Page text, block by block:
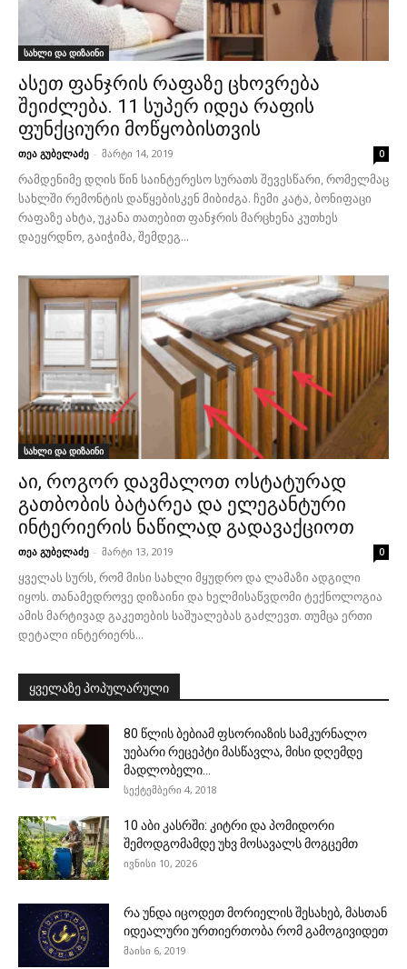
სახლი და დიზაინი
ასეთ ფანჯრის რაფაზე ცხოვრება
შეიძლება. 11 სუპერ იდეა რაფის
ფუნქციური მოწყობისთვის
თეა გუბელაძე - მარტი 14, 2019 0
რამდენიმე დღის წინ საინტერესო სურათს შევესწარი, რომელმაც
სახლში რემონტის დაწყებისკენ მიბიძგა. ჩემი კატა, ბონიფაცი
რაფაზე ახტა, უკანა თათებით ფანჯრის მარცხენა კუთხეს
დაეყრდნო, გაიჭიმა, შემდეგ...
სახლი და დიზაინი
აი, როგორ დავმალოთ ოსტატურად
გათბობის ბატარეა და ელეგანტური
ინტერიერის ნაწილად გადავაქციოთ
თეა გუბელაძე - მარტი 13, 2019 0
ყველას სურს, რომ მისი სახლი მყუდრო და ლამაზი ადგილი
იყოს. თანამედროვე დიზაინი და ხელმისაწვდომი ტექნოლოგია
ამის მარტივად გაკეთების საშუალებას გაძლევთ. თუმცა ერთი
დეტალი ინტერიერს...
ყველაზე პოპულარული
80 წლის ბებიამ ფსორიაზის სამკურნალო
უებარი რეცეპტი მასწავლა, მისი დღემდე
მადლობელი...
სექტემბერი 4, 2018
10 აბი კასრში: კიტრი და პომიდორი
შემოდგომამდე უხვ მოსავალს მოგცემთ
ივნისი 10, 2026
რა უნდა იცოდეთ მორიელის შესახებ, მასთან
იდეალური ურთიერთობა რომ გამოგივიდეთ
მაისი 6, 2019